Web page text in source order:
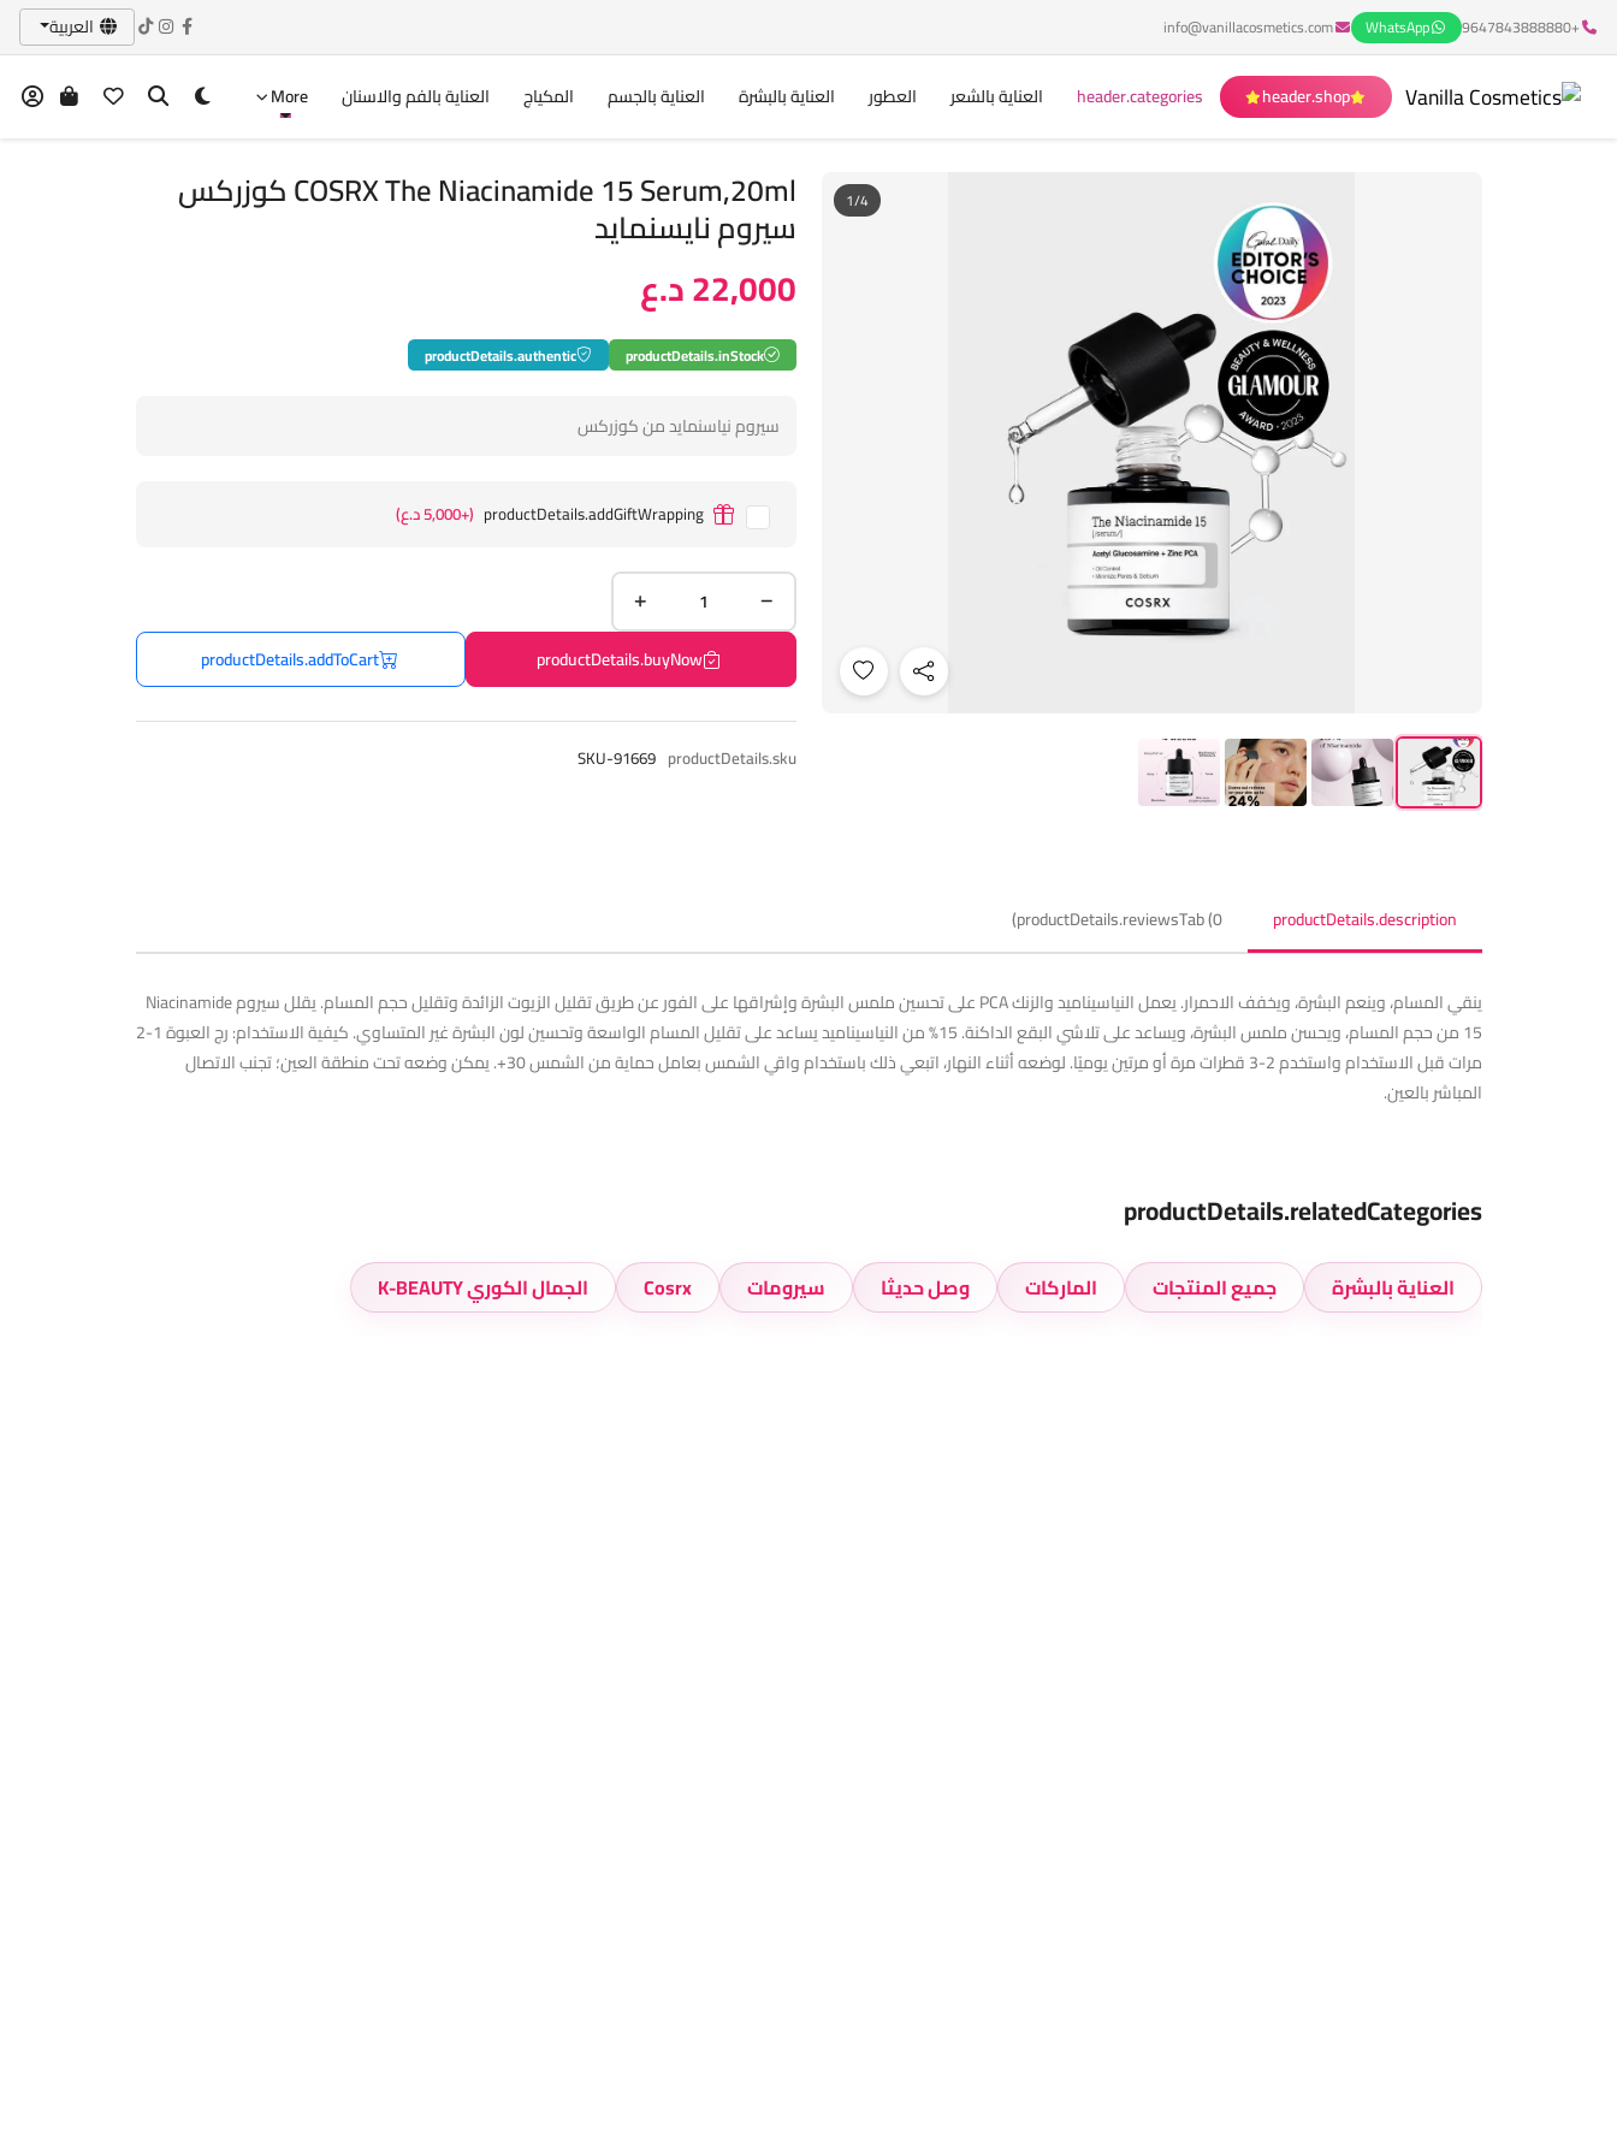
+9647843888880
WhatsApp
info@vanillacosmetics.com العربية
header.shop
header.categories العناية بالشعر العطور العناية بالبشرة العناية بالجسم المكياج العناية بالفم والاسنان More
1/4 COSRX The Niacinamide 15 Serum,20ml كوزركس
سيروم نايسنمايد
22,000 د.ع
productDetails.inStock
productDetails.authentic
سيروم نياسنمايد من كوزركس
productDetails.addGiftWrapping (+5,000 د.ع)
productDetails.buyNow
productDetails.addToCart
productDetails.sku
SKU-91669
productDetails.description
productDetails.reviewsTab (0)
ينقي المسام، وينعم البشرة، ويخفف الاحمرار. يعمل النياسيناميد والزنك PCA على تحسين ملمس البشرة وإشراقها على الفور عن طريق تقليل الزيوت الزائدة وتقليل حجم المسام. يقلل سيروم Niacinamide
15 من حجم المسام، ويحسن ملمس البشرة، ويساعد على تلاشي البقع الداكنة. 15% من النياسيناميد يساعد على تقليل المسام الواسعة وتحسين لون البشرة غير المتساوي. كيفية الاستخدام: رج العبوة 1-2
مرات قبل الاستخدام واستخدم 2-3 قطرات مرة أو مرتين يوميًا. لوضعه أثناء النهار، اتبعي ذلك باستخدام واقي الشمس بعامل حماية من الشمس 30+. يمكن وضعه تحت منطقة العين؛ تجنب الاتصال
المباشر بالعين.
productDetails.relatedCategories
العناية بالبشرة جميع المنتجات الماركات وصل حديثا سيرومات Cosrx الجمال الكوري K-BEAUTY